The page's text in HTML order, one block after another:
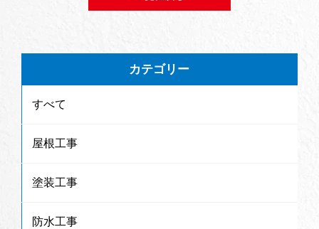
カテゴリー
すべて
屋根工事
塗装工事
防水工事